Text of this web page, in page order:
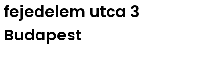
fejedelem utca 3
Budapest